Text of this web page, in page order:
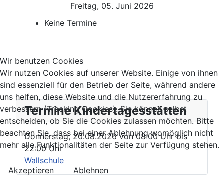
Freitag, 05. Juni 2026
Keine Termine
Termine Kindertagesstätten
Donnerstag, 20.08.2026von08:00 Uhrbis
22:00 Uhr
Wallschule
Wir benutzen Cookies
Wir nutzen Cookies auf unserer Website. Einige von ihnen
sind essenziell für den Betrieb der Seite, während andere
uns helfen, diese Website und die Nutzererfahrung zu
verbessern (Tracking Cookies). Sie können selbst
entscheiden, ob Sie die Cookies zulassen möchten. Bitte
beachten Sie, dass bei einer Ablehnung womöglich nicht
mehr alle Funktionalitäten der Seite zur Verfügung stehen.
Akzeptieren
Ablehnen